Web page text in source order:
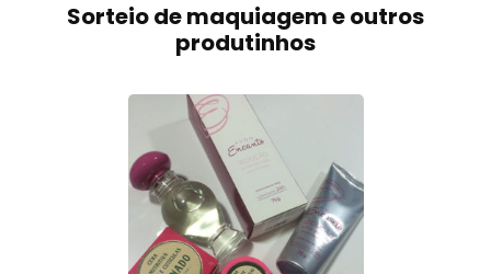
Sorteio de maquiagem e outros
produtinhos